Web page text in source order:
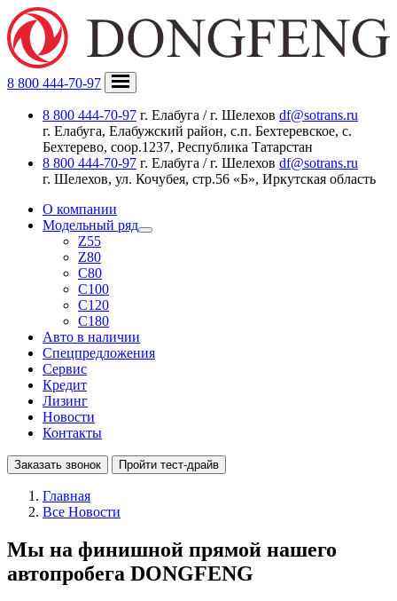
8 800 444-70-97
8 800 444-70-97 г. Елабуга / г. Шелехов df@sotrans.ru
г. Елабуга, Елабужский район, с.п. Бехтеревское, с.
Бехтерево, соор.1237, Республика Татарстан
8 800 444-70-97 г. Елабуга / г. Шелехов df@sotrans.ru
г. Шелехов, ул. Кочубея, стр.56 «Б», Иркутская область
О компании
Модельный ряд
Z55
Z80
C80
C100
C120
C180
Авто в наличии
Спецпредложения
Сервис
Кредит
Лизинг
Новости
Контакты
Заказать звонок Пройти тест-драйв
Главная
Все Новости
Мы на финишной прямой нашего
автопробега DONGFENG